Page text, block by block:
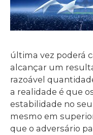
última vez poderá
alcançar um
razoável
a realidade é que
estabilidade no
mesmo em
que o adversário